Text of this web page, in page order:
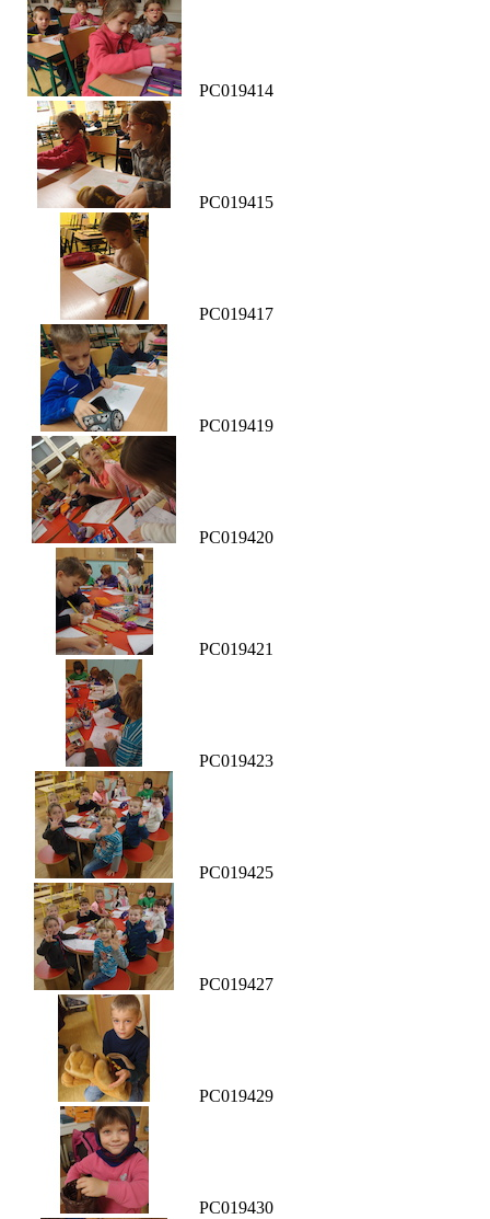
PC019414
PC019415
PC019417
PC019419
PC019420
PC019421
PC019423
PC019425
PC019427
PC019429
PC019430